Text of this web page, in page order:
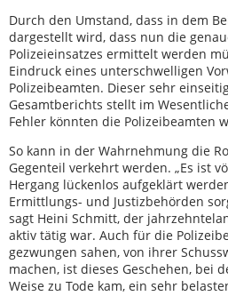
Durch den Umstand, dass in dem
dargestellt wird, dass nun die
Polizeieinsatzes ermittelt werden
Eindruck eines unterschwelligen
Polizeibeamten. Dieser sehr
Gesamtberichts stellt im
Fehler könnten die Polizeibeamten
So kann in der Wahrnehmung die
Gegenteil verkehrt werden. „Es ist
Hergang lückenlos aufgeklärt
Ermittlungs- und Justizbehörden
sagt Heini Schmitt, der
aktiv tätig war. Auch für die
gezwungen sahen, von ihrer
machen, ist dieses Geschehen, bei
Weise zu Tode kam, ein sehr